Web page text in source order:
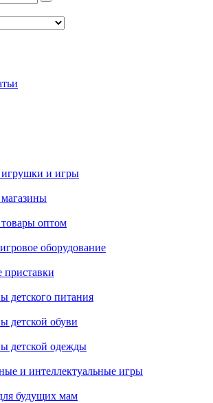
игрушки и игры
оптом
оборудование
детского питания
детской обуви
детской одежды
и интеллектуальные игры
будущих мам